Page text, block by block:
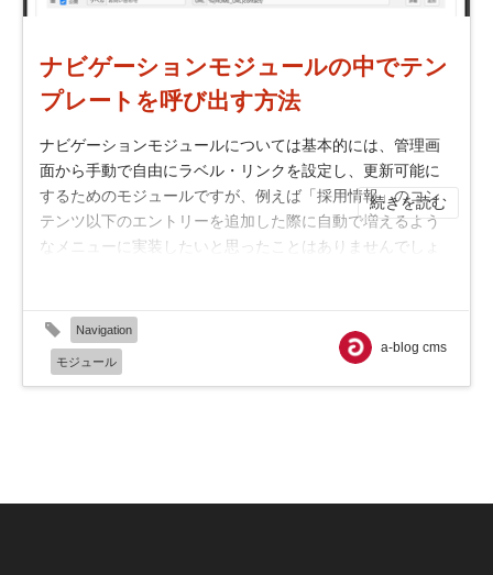
ナビゲーションモジュールの中でテン
プレートを呼び出す方法
ナビゲーションモジュールについては基本的には、管理画
面から手動で自由にラベル・リンクを設定し、更新可能に
するためのモジュールですが、例えば「採用情報」のコン
テンツ以下のエントリーを追加した際に自動で増えるよう
なメニューに実装したいと思ったことはありませんでしょ
続きを読む
Navigation
モジュール
a-blog cms